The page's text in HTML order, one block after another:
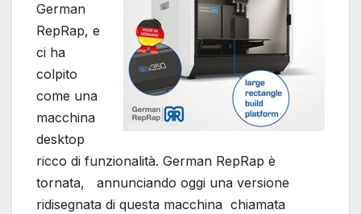
German
RepRap, e
ci ha
colpito
come una
macchina
desktop
ricco di funzionalità. German RepRap è
tornata, annunciando oggi una versione
ridisegnata di questa macchina chiamata